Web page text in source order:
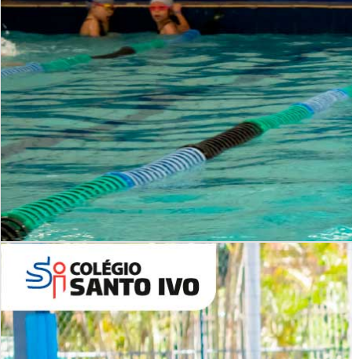
Período Integral | Saiba mais
INSTITUCIONAL